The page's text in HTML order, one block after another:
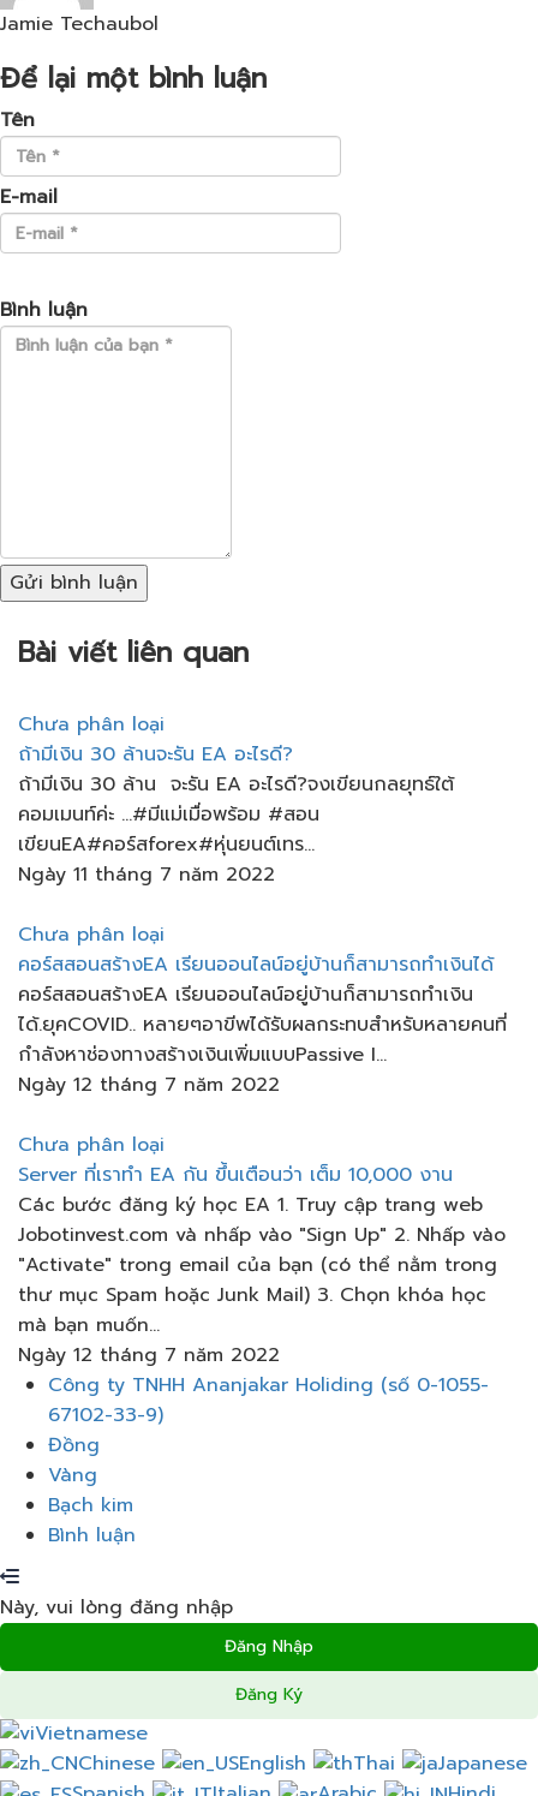
Jamie Techaubol
Để lại một bình luận
Tên
E-mail
Bình luận
Gửi bình luận
Bài viết liên quan
Chưa phân loại
ถ้ามีเงิน​ 30​ ล้าน​จะรัน​ EA​ อะไรดี?
ถ้ามีเงิน​ 30​ ล้าน​ จะรัน​ EA​ อะไรดี?จงเขียนกลยุทธ์​ใต้
คอมเมนท์​ค่ะ​ ...#มีแม่เมื่อพร้อม​ #สอน
เขียนEA#คอร์สforex#หุ่นยนต์เทร...
Ngày 11 tháng 7 năm 2022
Chưa phân loại
คอร์ส​สอนสร้างEA เรียนออนไลน์​อยู่บ้าน​ก็สามารถทำเงินได้
คอร์ส​สอนสร้างEA เรียนออนไลน์​อยู่บ้าน​ก็สามารถทำเงิน
ได้.ยุคCOVID.. หลายๆอาขีพได้รับผลกระทบ​สำหรับหลายคนที่
กำลังหาช่องทางสร้างเงินเพิ่มแบบPassive I...
Ngày 12 tháng 7 năm 2022
Chưa phân loại
Server ที่เราทำ EA กัน ขึ้นเตือนว่า เต็ม 10,000 งาน
Các bước đăng ký học EA 1. Truy cập trang web
Jobotinvest.com và nhấp vào "Sign Up" 2. Nhấp vào
"Activate" trong email của bạn (có thể nằm trong
thư mục Spam hoặc Junk Mail) 3. Chọn khóa học
mà bạn muốn...
Ngày 12 tháng 7 năm 2022
Thực Công ty TNHH Ananjakar Holiding (số 0-1055-
67102-33-9)
Đồng
Vàng
Bạch kim
Bình luận
Này, vui lòng đăng nhập
Đăng Nhập
Đăng Ký
Vietnamese
Chinese
English Thai
Japanese